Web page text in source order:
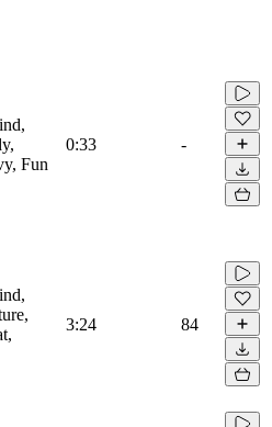
Fun
0:33 -
3:24 84